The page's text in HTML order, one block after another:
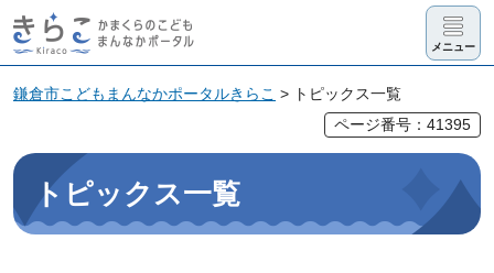
きらこ かま
くらのこど
も まんなか
メニュー
鎌倉市こどもまんなかポータルきらこ > トピックス一覧
ページ番号：41395
トピックス一覧